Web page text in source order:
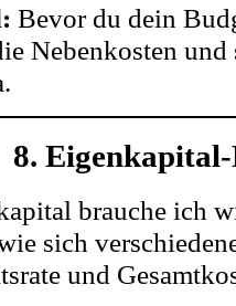
Bevor du dein
Nebenkosten
8.
brauche ich
sich
und